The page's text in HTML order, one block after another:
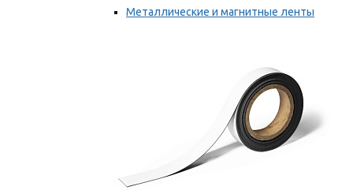
Металлические и магнитные ленты